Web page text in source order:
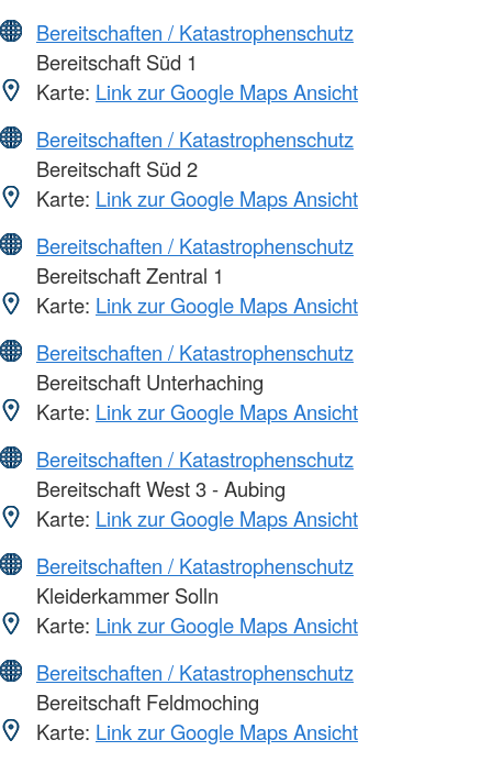
Bereitschaften / Katastrophenschutz
Bereitschaft Süd 1
Karte: Link zur Google Maps Ansicht
Bereitschaften / Katastrophenschutz
Bereitschaft Süd 2
Karte: Link zur Google Maps Ansicht
Bereitschaften / Katastrophenschutz
Bereitschaft Zentral 1
Karte: Link zur Google Maps Ansicht
Bereitschaften / Katastrophenschutz
Bereitschaft Unterhaching
Karte: Link zur Google Maps Ansicht
Bereitschaften / Katastrophenschutz
Bereitschaft West 3 - Aubing
Karte: Link zur Google Maps Ansicht
Bereitschaften / Katastrophenschutz
Kleiderkammer Solln
Karte: Link zur Google Maps Ansicht
Bereitschaften / Katastrophenschutz
Bereitschaft Feldmoching
Karte: Link zur Google Maps Ansicht